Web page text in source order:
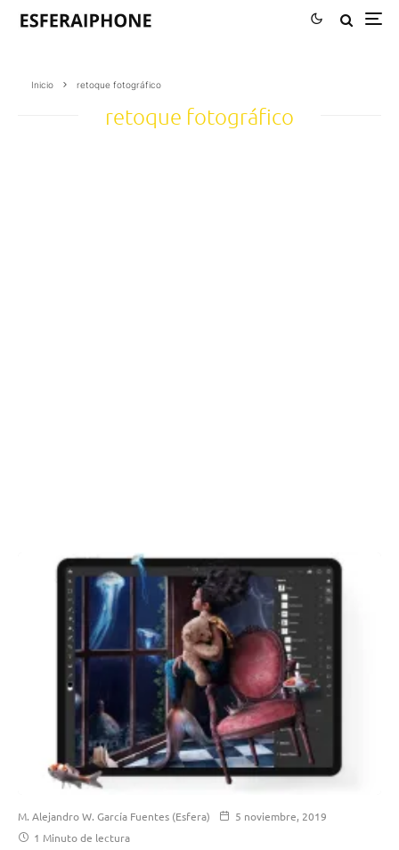
Inicio retoque fotográfico
retoque fotográfico
M. Alejandro W. García Fuentes (Esfera)
5 noviembre, 2019
1 Minuto de lectura